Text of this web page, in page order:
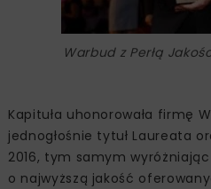
Warbud z Perłą
Kapituła uhonorowała firmę
jednogłośnie tytuł Laureata
2016, tym samym
o najwyższą jakość